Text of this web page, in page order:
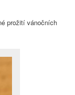
prožití vánočních